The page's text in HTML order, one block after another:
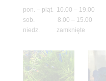
pon. – piąt. 10.00 – 19.00
sob. 8.00 – 15.00
niedz. zamknięte